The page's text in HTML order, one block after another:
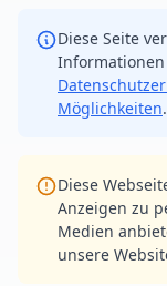
Diese Seite
Möglichkeiten.
Diese
Anzeigen zu
Medien
unsere